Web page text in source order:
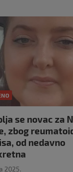
se novac za
zbog
od nedavno
2025.